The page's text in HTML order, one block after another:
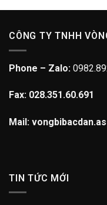
CÔNG TY TNHH
Phone – Zalo:
Fax: 028.351.60.691
Mail:
TIN TỨC MỚI